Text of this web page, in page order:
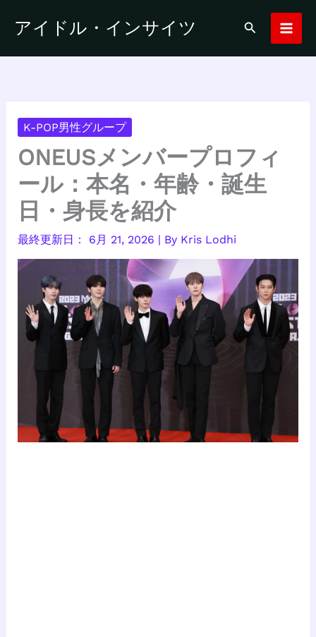
アイドル・インサイツ
検
K-POP男性グループ
ONEUSメンバープロフィ
ール：本名・年齢・誕生
日・身長を紹介
6月 21, 2026 | By Kris Lodhi